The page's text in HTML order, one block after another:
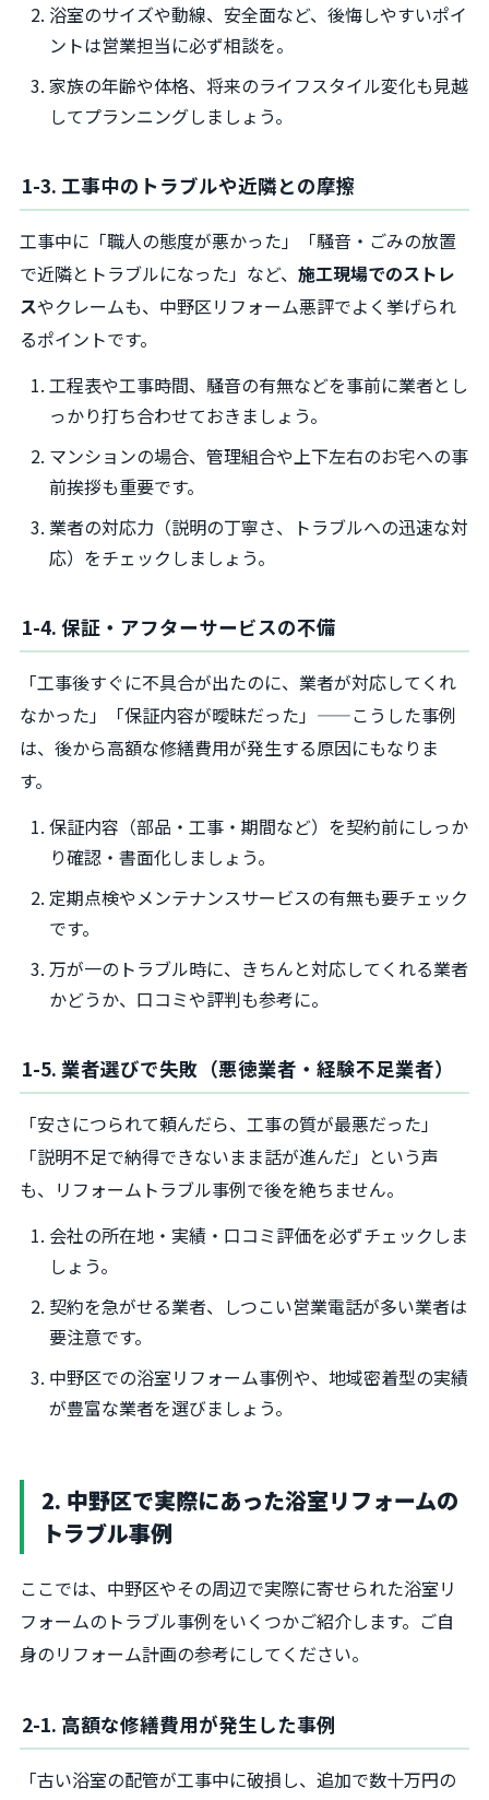
浴室のサイズや動線、安全面など、後悔しやすいポイ
ントは営業担当に必ず相談を。
家族の年齢や体格、将来のライフスタイル変化も見越
してプランニングしましょう。
1-3. 工事中のトラブルや近隣との摩擦
工事中に「職人の態度が悪かった」「騒音・ごみの放置
で近隣とトラブルになった」など、 施工現場でのストレ
スやクレームも、中野区リフォーム悪評でよく挙げられ
るポイントです。
工程表や工事時間、騒音の有無などを事前に業者とし
っかり打ち合わせておきましょう。
マンションの場合、管理組合や上下左右のお宅への事
前挨拶も重要です。
業者の対応力（説明の丁寧さ、トラブルへの迅速な対
応）をチェックしましょう。
1-4. 保証・アフターサービスの不備
「工事後すぐに不具合が出たのに、業者が対応してくれ
なかった」「保証内容が曖昧だった」——こうした事例
は、後から高額な修繕費用が発生する原因にもなりま
す。
保証内容（部品・工事・期間など）を契約前にしっか
り確認・書面化しましょう。
定期点検やメンテナンスサービスの有無も要チェック
です。
万が一のトラブル時に、きちんと対応してくれる業者
かどうか、口コミや評判も参考に。
1-5. 業者選びで失敗（悪徳業者・経験不足業者）
「安さにつられて頼んだら、工事の質が最悪だった」
「説明不足で納得できないまま話が進んだ」という声
も、リフォームトラブル事例で後を絶ちません。
会社の所在地・実績・口コミ評価を必ずチェックしま
しょう。
契約を急がせる業者、しつこい営業電話が多い業者は
要注意です。
中野区での浴室リフォーム事例や、地域密着型の実績
が豊富な業者を選びましょう。
2. 中野区で実際にあった浴室リフォームの
トラブル事例
ここでは、中野区やその周辺で実際に寄せられた浴室リ
フォームのトラブル事例をいくつかご紹介します。ご自
身のリフォーム計画の参考にしてください。
2-1. 高額な修繕費用が発生した事例
「古い浴室の配管が工事中に破損し、追加で数十万円の